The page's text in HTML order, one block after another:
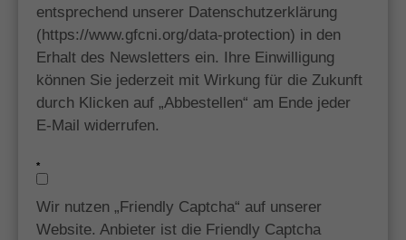
entsprechend unserer Datenschutzerklärung
(https://www.gfcni.org/data-protection) in den
Erhalt des Newsletters ein. Ihre Einwilligung
können Sie jederzeit mit Wirkung für die Zukunft
durch Klicken auf „Abbestellen“ am Ende jeder
E-Mail widerrufen.
*
Wir nutzen „Friendly Captcha“ auf unserer
Website. Anbieter ist die Friendly Captcha